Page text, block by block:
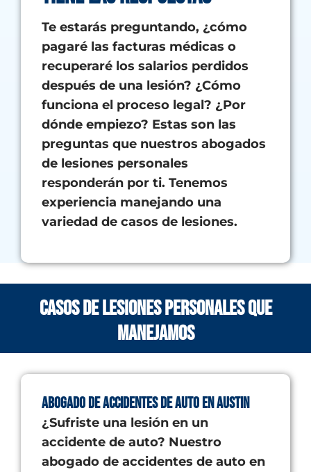
Te estarás preguntando, ¿cómo
pagaré las facturas médicas o
recuperaré los salarios perdidos
después de una lesión? ¿Cómo
funciona el proceso legal? ¿Por
dónde empiezo? Estas son las
preguntas que nuestros abogados
de lesiones personales
responderán por ti. Tenemos
experiencia manejando una
variedad de casos de lesiones.
Casos de lesiones personales que
manejamos
Abogado de Accidentes de Auto en Austin
¿Sufriste una lesión en un
accidente de auto? Nuestro
abogado de accidentes de auto en